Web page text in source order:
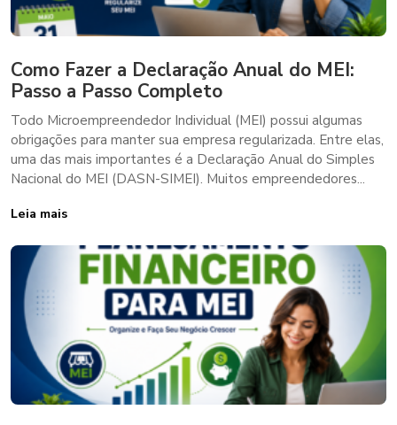
Como Fazer a Declaração Anual do MEI:
Passo a Passo Completo
Todo Microempreendedor Individual (MEI) possui algumas
obrigações para manter sua empresa regularizada. Entre elas,
uma das mais importantes é a Declaração Anual do Simples
Nacional do MEI (DASN-SIMEI). Muitos empreendedores...
Leia mais